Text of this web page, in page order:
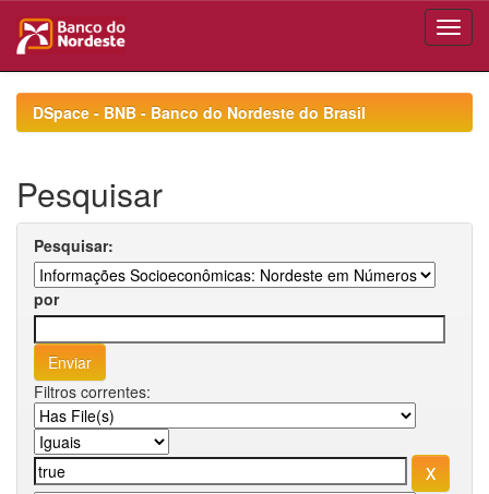
navigationDSpace - BNB - Banco do Nordeste do Brasil
Pesquisar
Pesquisar:
por
Filtros correntes: